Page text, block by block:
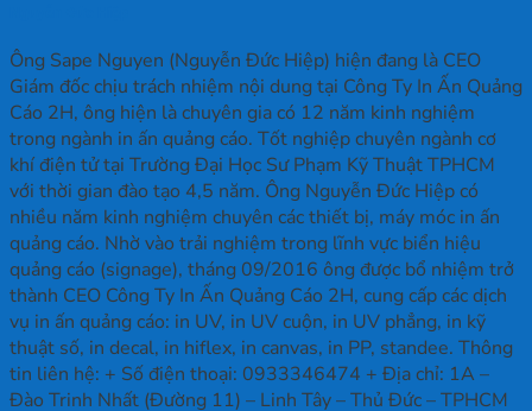
Ông Sape Nguyen (Nguyễn Đức Hiệp) hiện đang là CEO
Giám đốc chịu trách nhiệm nội dung tại Công Ty In Ấn Quảng
Cáo 2H, ông hiện là chuyên gia có 12 năm kinh nghiệm
trong ngành in ấn quảng cáo. Tốt nghiệp chuyên ngành cơ
khí điện tử tại Trường Đại Học Sư Phạm Kỹ Thuật TPHCM
với thời gian đào tạo 4,5 năm. Ông Nguyễn Đức Hiệp có
nhiều năm kinh nghiệm chuyên các thiết bị, máy móc in ấn
quảng cáo. Nhờ vào trải nghiệm trong lĩnh vực biển hiệu
quảng cáo (signage), tháng 09/2016 ông được bổ nhiệm trở
thành CEO Công Ty In Ấn Quảng Cáo 2H, cung cấp các dịch
vụ in ấn quảng cáo: in UV, in UV cuộn, in UV phẳng, in kỹ
thuật số, in decal, in hiflex, in canvas, in PP, standee. Thông
tin liên hệ: + Số điện thoại: 0933346474 + Địa chỉ: 1A –
Đào Trinh Nhất (Đường 11) – Linh Tây – Thủ Đức – TPHCM